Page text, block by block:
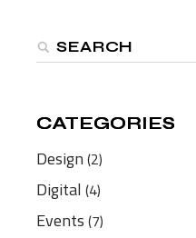
CATEGORIES
CATEGORIES
Design (2)
Digital (4)
Events (7)